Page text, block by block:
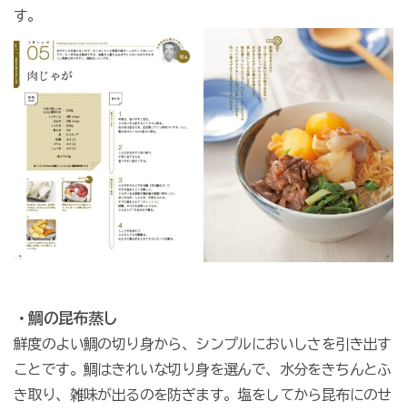
す。
・鯛の昆布蒸し
鮮度のよい鯛の切り身から、シンプルにおいしさを引き出す
ことです。鯛はきれいな切り身を選んで、水分をきちんとふ
き取り、雑味が出るのを防ぎます。塩をしてから昆布にのせ